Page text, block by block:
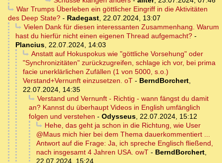
War Trumps Überleben ein göttlicher Eingriff in die Aktivitäten
des Deep State? - Radegast, 22.07.2024, 13:07
Vielen Dank für diesen interessanten Zusammenhang. Warum
hast du hierfür nicht einen eigenen Thread aufgemacht? -
Plancius, 22.07.2024, 14:03
Anstatt auf Hokuspokus wie "göttliche Vorsehung" oder
"Synchronizitäten" zurückzugreifen, schlage ich vor, bei prima
facie unerklärlichen Zufällen (1 von 5000, s.o.)
Verstand+Vernunft einzusetzen. oT - BerndBorchert,
22.07.2024, 14:35
Verstand und Vernunft - Richtig - wann fängst du damit
an? Kannst du überhaupt Videos in English umfänglich
folgen und verstehen - Odysseus, 22.07.2024, 15:12
Hehe, das geht ja schon in die Richtung, wie User
@Maus mich hier bei dem Thema dauerkommentiert ...
Antwort auf die Frage: Ja, ich spreche Englisch fließend,
nach insgesamt 4 Jahren USA. owT - BerndBorchert,
22.07.2024, 15:24